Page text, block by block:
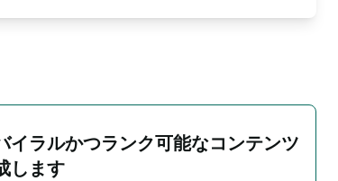
イラルかつランク可能なコンテンツ
します